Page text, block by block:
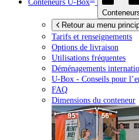
Retour au menu
Tarifs et renseignements
Options de livraison
Utilisations fréquentes
Déménagements
U-Box - Conseils pour
FAQ
Dimensions du conteneur